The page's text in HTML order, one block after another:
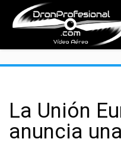
La Unión
anuncia